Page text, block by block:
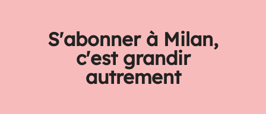
S'abonner à Milan,
c'est grandir
autrement